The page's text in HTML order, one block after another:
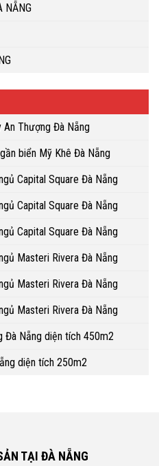
NẴNG
An Thượng Đà Nẵng
biển Mỹ Khê Đà Nẵng
Capital Square Đà Nẵng
Capital Square Đà Nẵng
Capital Square Đà Nẵng
Masteri Rivera Đà Nẵng
Masteri Rivera Đà Nẵng
Masteri Rivera Đà Nẵng
Đà Nẵng diện tích 450m2
diện tích 250m2
TẠI ĐÀ NẴNG